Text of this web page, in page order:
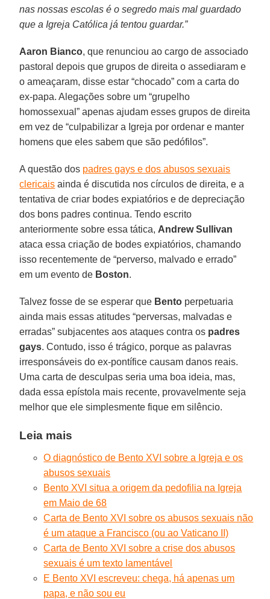
nas nossas escolas é o segredo mais mal guardado
que a Igreja Católica já tentou guardar.”
Aaron Bianco, que renunciou ao cargo de associado
pastoral depois que grupos de direita o assediaram e
o ameaçaram, disse estar “chocado” com a carta do
ex-papa. Alegações sobre um “grupelho
homossexual” apenas ajudam esses grupos de direita
em vez de “culpabilizar a Igreja por ordenar e manter
homens que eles sabem que são pedófilos”.
A questão dos padres gays e dos abusos sexuais
clericais ainda é discutida nos círculos de direita, e a
tentativa de criar bodes expiatórios e de depreciação
dos bons padres continua. Tendo escrito
anteriormente sobre essa tática, Andrew Sullivan
ataca essa criação de bodes expiatórios, chamando
isso recentemente de “perverso, malvado e errado”
em um evento de Boston.
Talvez fosse de se esperar que Bento perpetuaria
ainda mais essas atitudes “perversas, malvadas e
erradas” subjacentes aos ataques contra os padres
gays. Contudo, isso é trágico, porque as palavras
irresponsáveis do ex-pontífice causam danos reais.
Uma carta de desculpas seria uma boa ideia, mas,
dada essa epístola mais recente, provavelmente seja
melhor que ele simplesmente fique em silêncio.
Leia mais
O diagnóstico de Bento XVI sobre a Igreja e os
abusos sexuais
Bento XVI situa a origem da pedofilia na Igreja
em Maio de 68
Carta de Bento XVI sobre os abusos sexuais não
é um ataque a Francisco (ou ao Vaticano II)
Carta de Bento XVI sobre a crise dos abusos
sexuais é um texto lamentável
E Bento XVI escreveu: chega, há apenas um
papa, e não sou eu